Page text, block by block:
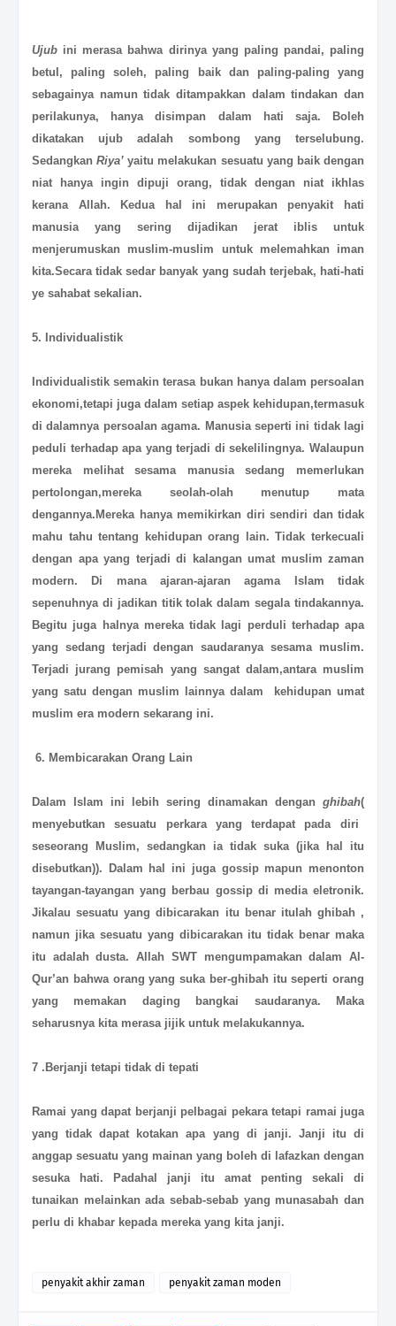
Ujub ini merasa bahwa dirinya yang paling pandai, paling
betul, paling soleh, paling baik dan paling-paling yang
sebagainya namun tidak ditampakkan dalam tindakan dan
perilakunya, hanya disimpan dalam hati saja. Boleh
dikatakan ujub adalah sombong yang terselubung.
SedangkanRiya’ yaitu melakukan sesuatu yang baik dengan
niat hanya ingin dipuji orang, tidak dengan niat ikhlas
kerana Allah. Kedua hal ini merupakan penyakit hati
manusia yang sering dijadikan jerat iblis untuk
menjerumuskan muslim-muslim untuk melemahkan iman
kita.Secara tidak sedar banyak yang sudah terjebak, hati-hati
ye sahabat sekalian.
5. Individualistik
Individualistik semakin terasa bukan hanya dalam persoalan
ekonomi,tetapi juga dalam setiap aspek kehidupan,termasuk
di dalamnya persoalan agama. Manusia seperti ini tidak lagi
peduli terhadap apa yang terjadi di sekelilingnya. Walaupun
mereka melihat sesama manusia sedang memerlukan
pertolongan,mereka seolah-olah menutup mata
dengannya.Mereka hanya memikirkan diri sendiri dan tidak
mahu tahu tentang kehidupan orang lain. Tidak terkecuali
dengan apa yang terjadi di kalangan umat muslim zaman
modern. Di mana ajaran-ajaran agama Islam tidak
sepenuhnya di jadikan titik tolak dalam segala tindakannya.
Begitu juga halnya mereka tidak lagi perduli terhadap apa
yang sedang terjadi dengan saudaranya sesama muslim.
Terjadi jurang pemisah yang sangat dalam,antara muslim
yang satu dengan muslim lainnya dalam kehidupan umat
muslim era modern sekarang ini.
6. Membicarakan Orang Lain
Dalam Islam ini lebih sering dinamakan dengan ghibah(
menyebutkan sesuatu perkara yang terdapat pada diri
seseorang Muslim, sedangkan ia tidak suka (jika hal itu
disebutkan)). Dalam hal ini juga gossip mapun menonton
tayangan-tayangan yang berbau gossip di media eletronik.
Jikalau sesuatu yang dibicarakan itu benar itulah ghibah ,
namun jika sesuatu yang dibicarakan itu tidak benar maka
itu adalah dusta. Allah SWT mengumpamakan dalam Al-
Qur’an bahwa orang yang suka ber-ghibah itu seperti orang
yang memakan daging bangkai saudaranya. Maka
seharusnya kita merasa jijik untuk melakukannya.
7 .Berjanji tetapi tidak di tepati
Ramai yang dapat berjanji pelbagai pekara tetapi ramai juga
yang tidak dapat kotakan apa yang di janji. Janji itu di
anggap sesuatu yang mainan yang boleh di lafazkan dengan
sesuka hati. Padahal janji itu amat penting sekali di
tunaikan melainkan ada sebab-sebab yang munasabah dan
perlu di khabar kepada mereka yang kita janji.
penyakit akhir zaman penyakit zaman moden